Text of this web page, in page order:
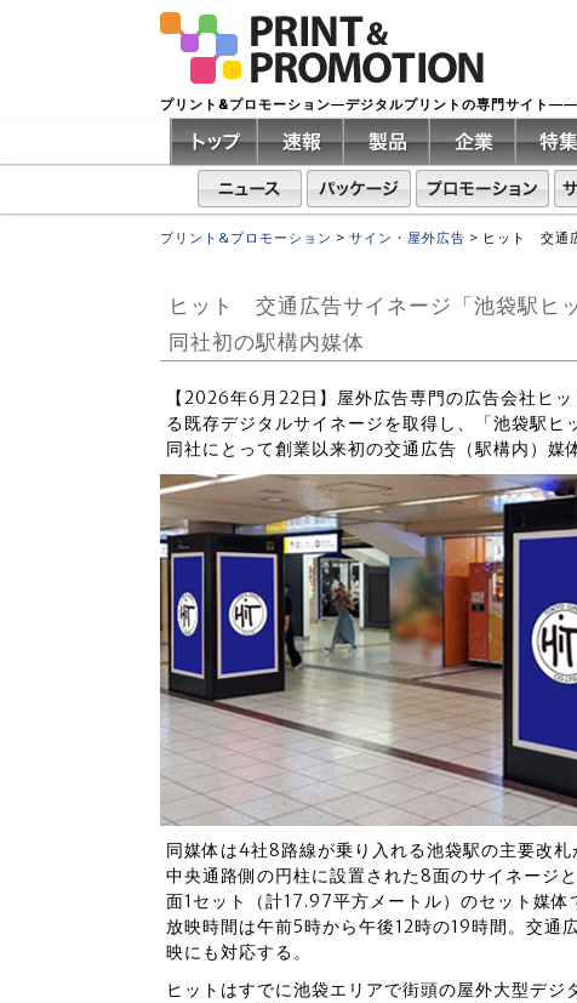
プリント&プロモーション―デジタルプリントの専門サイト――
プリント&プロモーション > サイン・屋外広告 > ヒット 交通
ヒット 交通広告サイネージ「池袋駅ヒ
同社初の駅構内媒体
【2026年6月22日】屋外広告専門の広告会社ヒ
る既存デジタルサイネージを取得し、「池袋駅ヒ
同社にとって創業以来初の交通広告（駅構内）媒
同媒体は4社8路線が乗り入れる池袋駅の主要改
中央通路側の円柱に設置された8面のサイネージ
面1セット（計17.97平方メートル）のセット媒体
放映時間は午前5時から午後12時の19時間。交通
映にも対応する。
ヒットはすでに池袋エリアで街頭の屋外大型デ